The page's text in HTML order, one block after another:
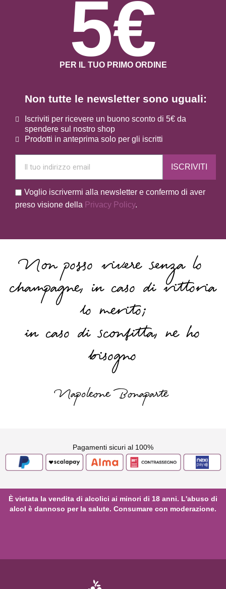
Non tutte le newsletter sono uguali:
Iscriviti per ricevere un buono sconto di 5€ da
spendere sul nostro shop
Prodotti in anteprima solo per gli iscritti
ISCRIVITI
Voglio iscrivermi alla newsletter e confermo di aver
preso visione della Privacy Policy.
5€
PER IL TUO PRIMO ORDINE
Non posso vivere senza lo
champagne, in caso di vittoria
lo merito;
in caso di sconfitta, ne ho
bisogno
Napoleone Bonaparte
Pagamenti sicuri al 100%
È vietata la vendita di alcolici ai minori di 18 anni. L'abuso di
alcol è dannoso per la salute. Consumare con moderazione.